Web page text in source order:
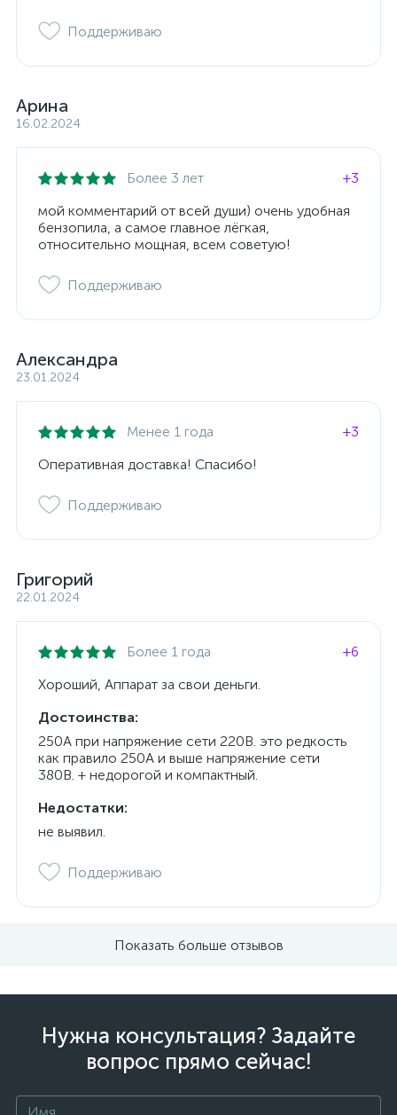
Поддерживаю
Арина
16.02.2024
Более 3 лет
+3
мой комментарий от всей души) очень удобная
бензопила, а самое главное лёгкая,
относительно мощная, всем советую!
Поддерживаю
Александра
23.01.2024
Менее 1 года
+3
Оперативная доставка! Спасибо!
Поддерживаю
Григорий
22.01.2024
Более 1 года
+6
Хороший, Аппарат за свои деньги.
Достоинства:
250А при напряжение сети 220В. это редкость
как правило 250А и выше напряжение сети
380В. + недорогой и компактный.
Недостатки:
не выявил.
Поддерживаю
Показать больше отзывов
Нужна консультация? Задайте
вопрос прямо сейчас!